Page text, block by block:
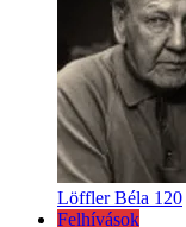
Löffler Béla 120
Felhívások